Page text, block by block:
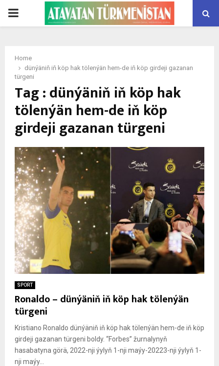
PRIMARY
Home
dünýäniň iň köp hak tölenýän hem-de iň köp girdeji gazanan
türgeni
Tag : dünýäniň iň köp hak
tölenýän hem-de iň köp
girdeji gazanan türgeni
SPORT
Ronaldo – dünýäniň iň köp hak tölenýän
türgeni
Kristiano Ronaldo dünýäniň iň köp hak tölenýän hem-de iň köp
girdeji gazanan türgeni boldy. “Forbes” žurnalynyň
hasabatyna görä, 2022-nji ýylyň 1-nji maýy-20223-nji ýylyň 1-
nji maýy...